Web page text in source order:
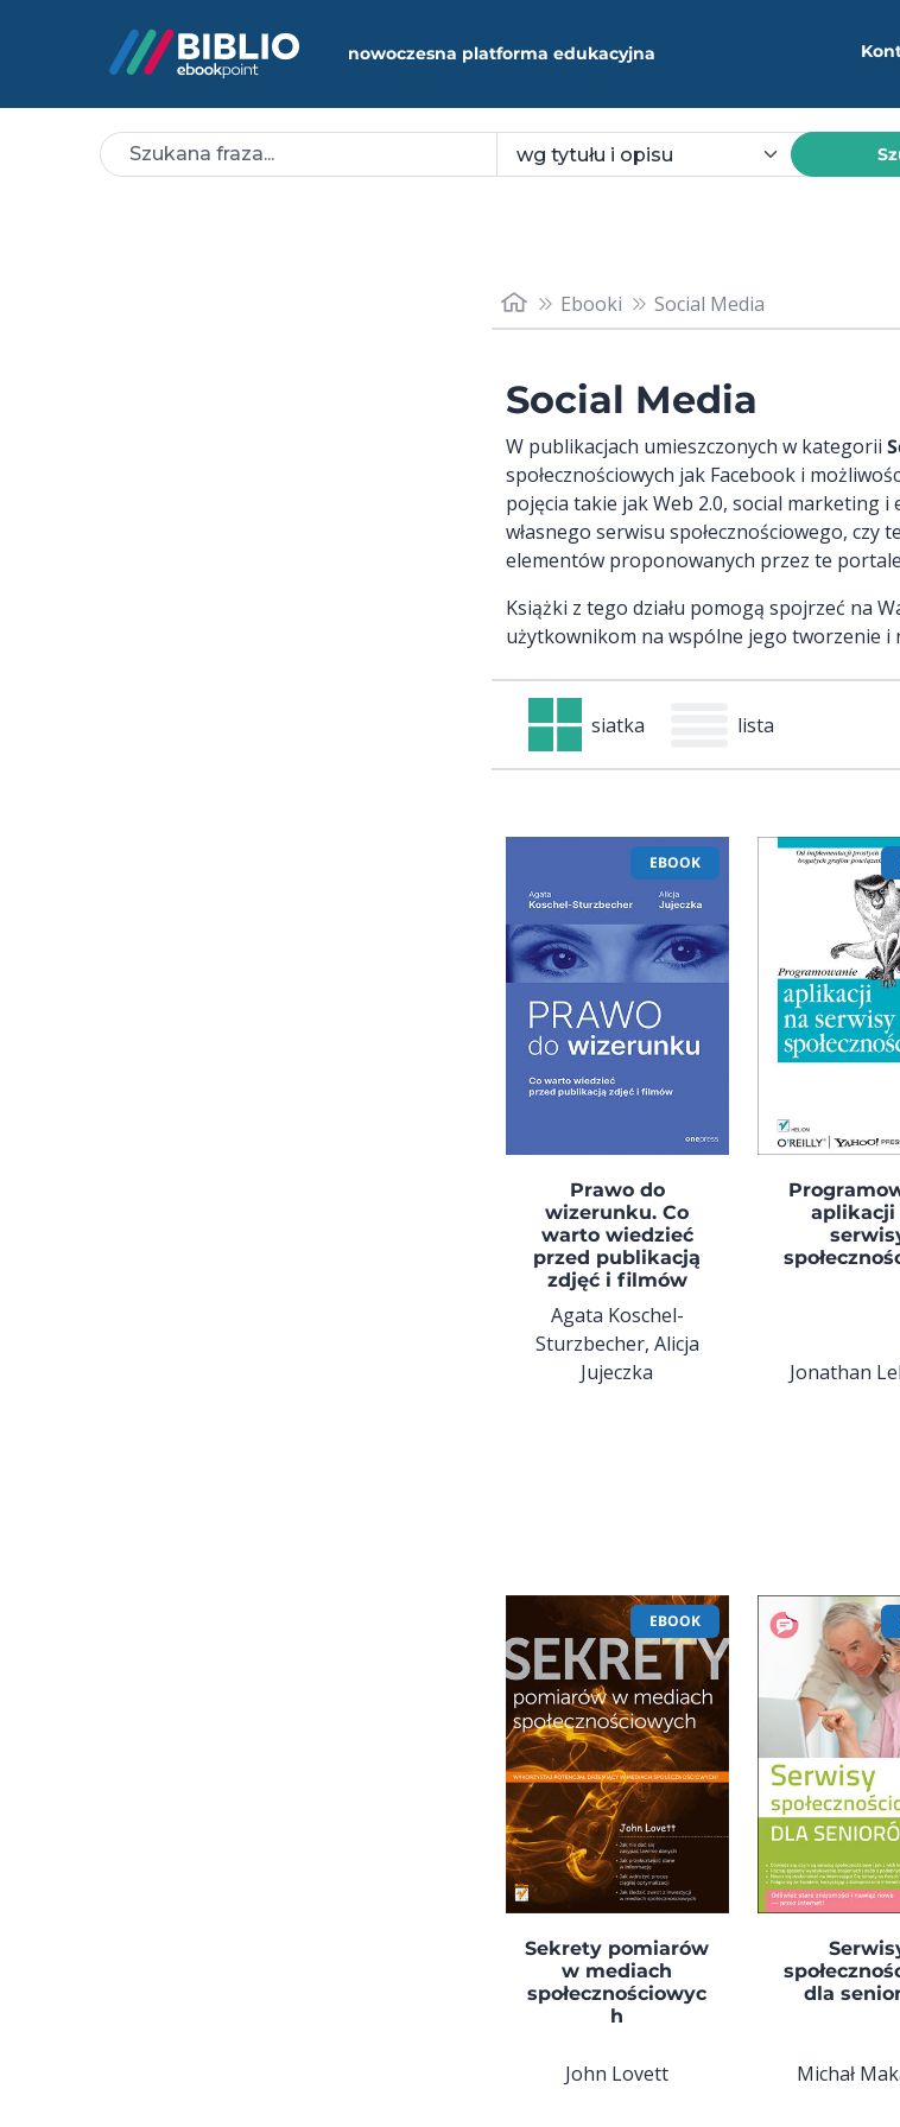
nowoczesna platforma edukacyjna
Ebooki Social Media
Social Media
W publikacjach umieszczonych w kategorii
społecznościowych jak Facebook i
pojęcia takie jak Web 2.0, social marketing
własnego serwisu społecznościowego,
elementów proponowanych przez te
Książki z tego działu pomogą spojrzeć na
użytkownikom na wspólne jego tworzenie i
siatka lista
EBOOK
Prawo do
wizerunku. Co
warto wiedzieć
przed publikacją
zdjęć i filmów
Agata Koschel-
Sturzbecher, Alicja
Jujeczka
aplikacji
Jonathan
EBOOK
Sekrety pomiarów
w mediach
społecznościowyc
h
John Lovett
dla
Michał